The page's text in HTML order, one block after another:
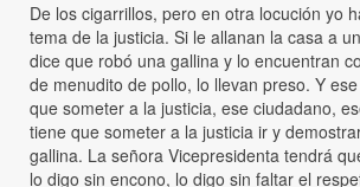
De los cigarrillos, pero en otra locución yo
tema de la justicia. Si le allanan la casa a
dice que robó una gallina y lo encuentran
de menudito de pollo, lo llevan preso. Y
que someter a la justicia, ese ciudadano,
tiene que someter a la justicia ir y
gallina. La señora Vicepresidenta tendrá
lo digo sin encono, lo digo sin faltar el